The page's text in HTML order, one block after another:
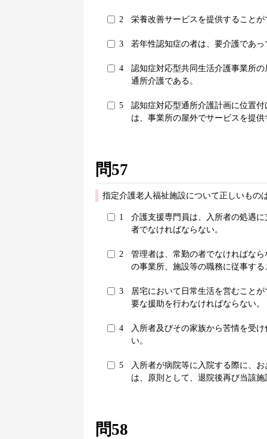
2 栄養改善サービスを提供することが
3 若年性認知症の者は、要介護であ
4
認知症対応型共同生活介護事業所
通所介護である。
5
認知症対応型通所介護計画に位置
は、事業所の屋外でサービスを提
問57
指定介護老人福祉施設について正しいもの
1
介護支援専門員は、入所者の処遇
者でなければならない。
2
管理者は、常勤の者でなければな
の事業所、施設等の職務に従事す
3
居宅において日常生活を営むこと
要な援助を行わなければならない。
4
入所者及びその家族から苦情を受
い。
5
入所者が病院等に入院する際に、
は、原則として、退院後再び当該
問58